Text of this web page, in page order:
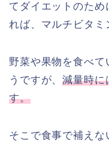
てダイエットのた
れば、マルチビタミ
野菜や果物を食べ
うですが、減量時に
す。
そこで食事で補え